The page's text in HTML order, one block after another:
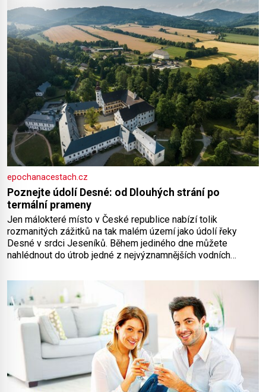
epochanacestach.cz
Poznejte údolí Desné: od Dlouhých strání po
termální prameny
Jen málokteré místo v České republice nabízí tolik
rozmanitých zážitků na tak malém území jako údolí řeky
Desné v srdci Jeseníků. Během jediného dne můžete
nahlédnout do útrob jedné z nejvýznamnějších vodních
koloběžce a den zakončit poznáváním památek ve Velkých
Losinách nebo v termálním